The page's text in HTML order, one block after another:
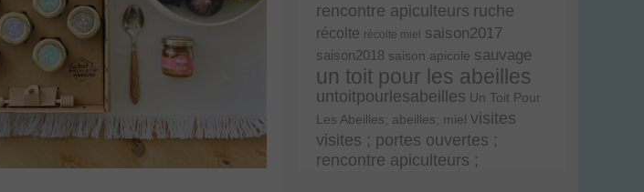
rencontre apiculteurs ruche
récolte récolte miel saison2017
saison2018 saison apicole sauvage
un toit pour les abeilles
untoitpourlesabeilles Un Toit Pour
Les Abeilles; abeilles; miel visites
visites ; portes ouvertes ;
rencontre apiculteurs ;